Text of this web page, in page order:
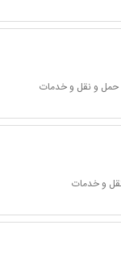
حمل و نقل و خدمات
و خدمات